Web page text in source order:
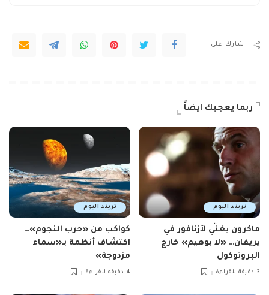
شارك على
ربما يعجبك ايضاً
تريند اليوم
ماكرون يغنّي لأزنافور في
يريفان… «لا بوهيم» خارج
البروتوكول
3 دقيقة للقراءة
تريند اليوم
كواكب من «حرب النجوم»…
اكتشاف أنظمة بـ«سماء
مزدوجة»
4 دقيقة للقراءة